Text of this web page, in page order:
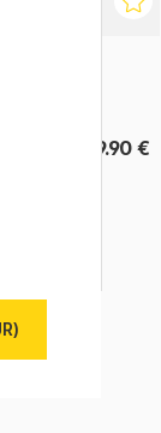
29.90 €